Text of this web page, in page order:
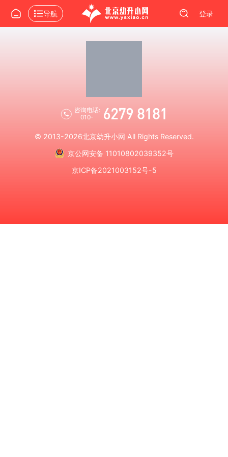
导航 登录
咨询电话:
010-
6279 8181
© 2013-2026北京幼升小网 All Rights Reserved.
京公网安备 11010802039352号
京ICP备2021003152号-5